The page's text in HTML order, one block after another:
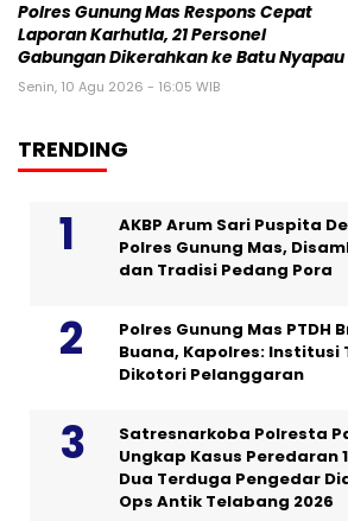
Polres Gunung Mas Respons Cepat
Laporan Karhutla, 21 Personel
Gabungan Dikerahkan ke Batu Nyapau
Senin, 10 Agu 2026 - 16:05 WIB
TRENDING
AKBP Arum Sari Puspita
Polres Gunung Mas,
dan Tradisi Pedang Pora
Polres Gunung Mas PTDH
Buana, Kapolres: Institusi
Dikotori Pelanggaran
Satresnarkoba Polresta
Ungkap Kasus Peredaran
Dua Terduga Pengedar
Ops Antik Telabang 2026